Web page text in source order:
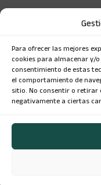
Para ofrecer las mejores
cookies para almacenar y/
consentimiento de estas
el comportamiento de
sitio. No consentir o retirar
negativamente a ciertas
Política de privacidad,
condiciones
¿Quiéres